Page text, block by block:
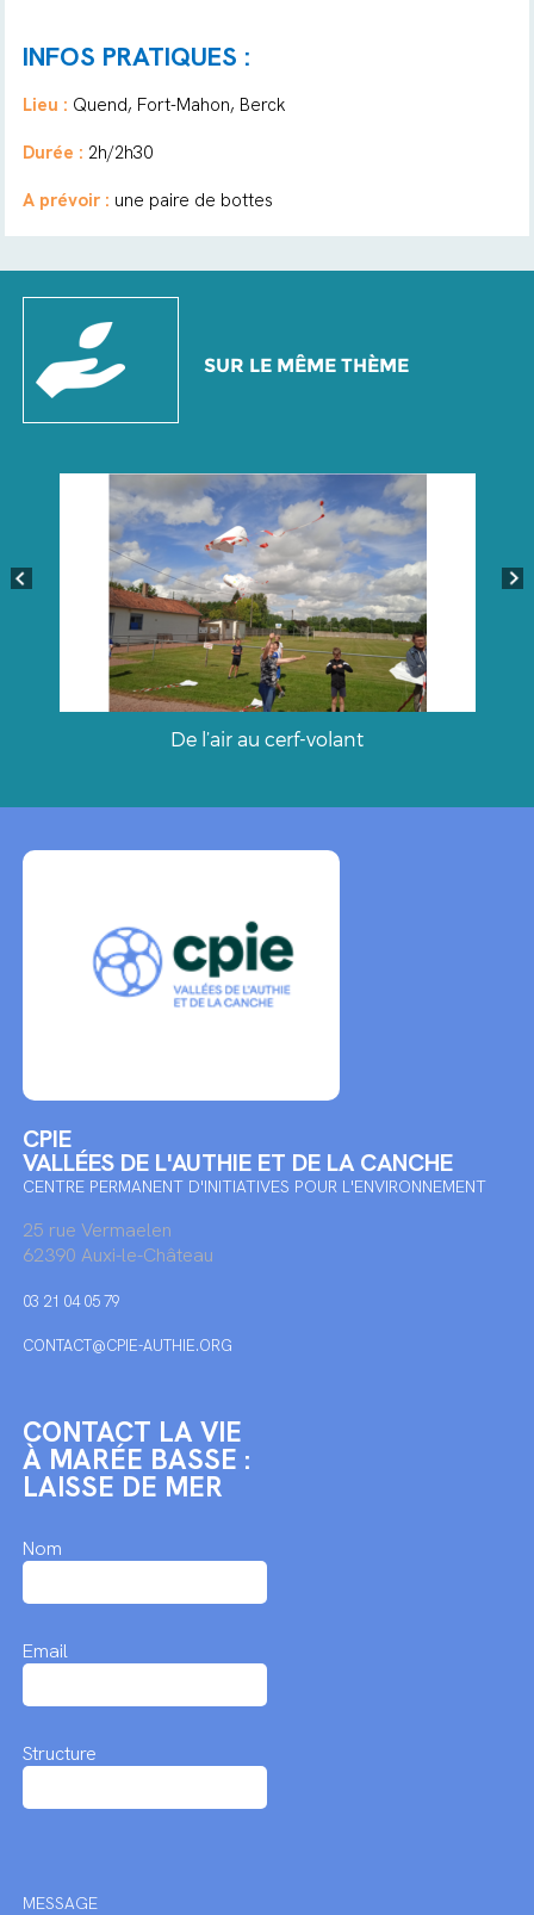
INFOS PRATIQUES :
Lieu : Quend, Fort-Mahon, Berck
Durée : 2h/2h30
A prévoir : une paire de bottes
SUR LE MÊME THÈME
De l’air au cerf-volant
CPIE
VALLÉES DE L'AUTHIE ET DE LA CANCHE
CENTRE PERMANENT D'INITIATIVES POUR L'ENVIRONNEMENT
25 rue Vermaelen
62390 Auxi-le-Château
03 21 04 05 79
CONTACT@CPIE-AUTHIE.ORG
CONTACT LA VIE
À MARÉE BASSE :
LAISSE DE MER
Nom
Email
Structure
MESSAGE